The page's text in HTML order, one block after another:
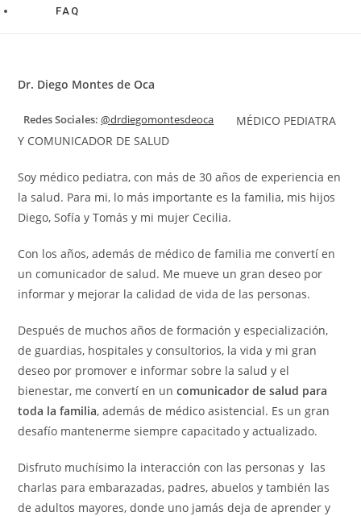
FAQ
Dr. Diego Montes de Oca
Redes Sociales: @drdiegomontesdeoca
MÉDICO PEDIATRA
Y COMUNICADOR DE SALUD
Soy médico pediatra, con más de 30 años de experiencia en
la salud. Para mi, lo más importante es la familia, mis hijos
Diego, Sofía y Tomás y mi mujer Cecilia.
Con los años, además de médico de familia me convertí en
un comunicador de salud. Me mueve un gran deseo por
informar y mejorar la calidad de vida de las personas.
Después de muchos años de formación y especialización,
de guardias, hospitales y consultorios, la vida y mi gran
deseo por promover e informar sobre la salud y el
bienestar, me convertí en uncomunicador de salud para
toda la familia, además de médico asistencial. Es un gran
desafío mantenerme siempre capacitado y actualizado.
Disfruto muchísimo la interacción con las personas y las
charlas para embarazadas, padres, abuelos y también las
de adultos mayores, donde uno jamás deja de aprender y